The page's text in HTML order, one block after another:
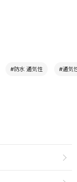
#防水 通気性 #通気